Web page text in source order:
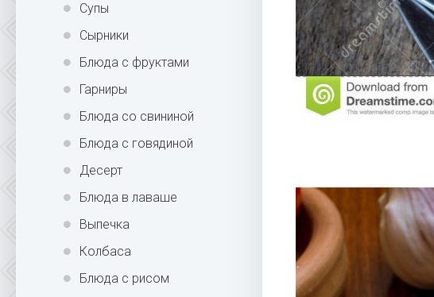
Супы
Сырники
Блюда с фруктами
Гарниры
Блюда со свининой
Блюда с говядиной
Десерт
Блюда в лаваше
Выпечка
Колбаса
Блюда с рисом